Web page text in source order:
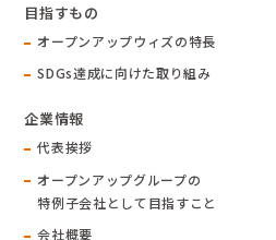
目指すもの
オープンアップウィズの特長
SDGs達成に向けた取り組み
企業情報
代表挨拶
オープンアップグループの
特例子会社として目指すこと
会社概要